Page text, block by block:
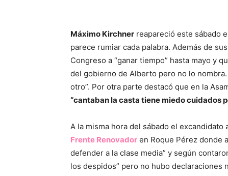
Máximo Kirchner reapareció este sábado
parece rumiar cada palabra. Además de
Congreso a “ganar tiempo” hasta mayo y
del gobierno de Alberto pero no lo
otro”. Por otra parte destacó que en la
“cantaban la casta tiene miedo cuidados
A la misma hora del sábado el excandidato
Frente Renovador en Roque Pérez donde
defender a la clase media” y según
los despidos” pero no hubo declaraciones